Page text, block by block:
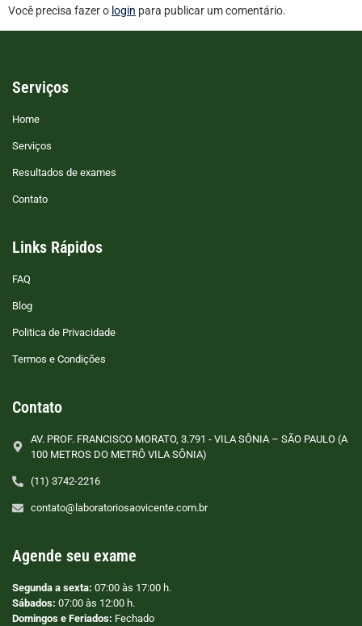
Você precisa fazer o login para publicar um comentário.
Serviços
Home
Serviços
Resultados de exames
Contato
Links Rápidos
FAQ
Blog
Politica de Privacidade
Termos e Condições
Contato
AV. PROF. FRANCISCO MORATO, 3.791 - VILA SÔNIA – SÃO PAULO (A
100 METROS DO METRÔ VILA SÔNIA)
(11) 3742-2216
contato@laboratoriosaovicente.com.br
Agende seu exame
Segunda a sexta: 07:00 às 17:00 h.
Sábados: 07:00 às 12:00 h.
Domingos e Feriados: Fechado